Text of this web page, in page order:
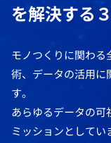
を解決する
モノつくりに関わる
術、データの活用に
す。
あらゆるデータの可
ミッションとしてい